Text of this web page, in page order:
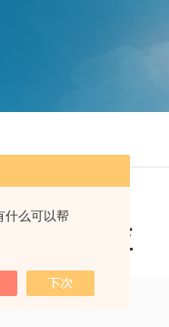
什么可以帮
度计供应